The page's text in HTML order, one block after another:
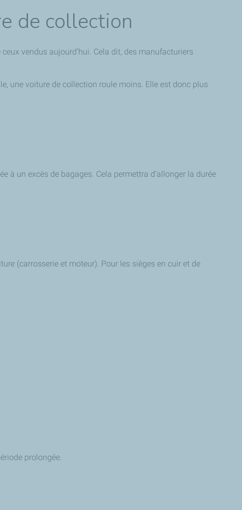
de collection
vendus aujourd’hui. Cela dit, des manufacturiers
une voiture de collection roule moins. Elle est donc plus
à un excès de bagages. Cela permettra d’allonger la durée
(carrosserie et moteur). Pour les sièges en cuir et de
prolongée.